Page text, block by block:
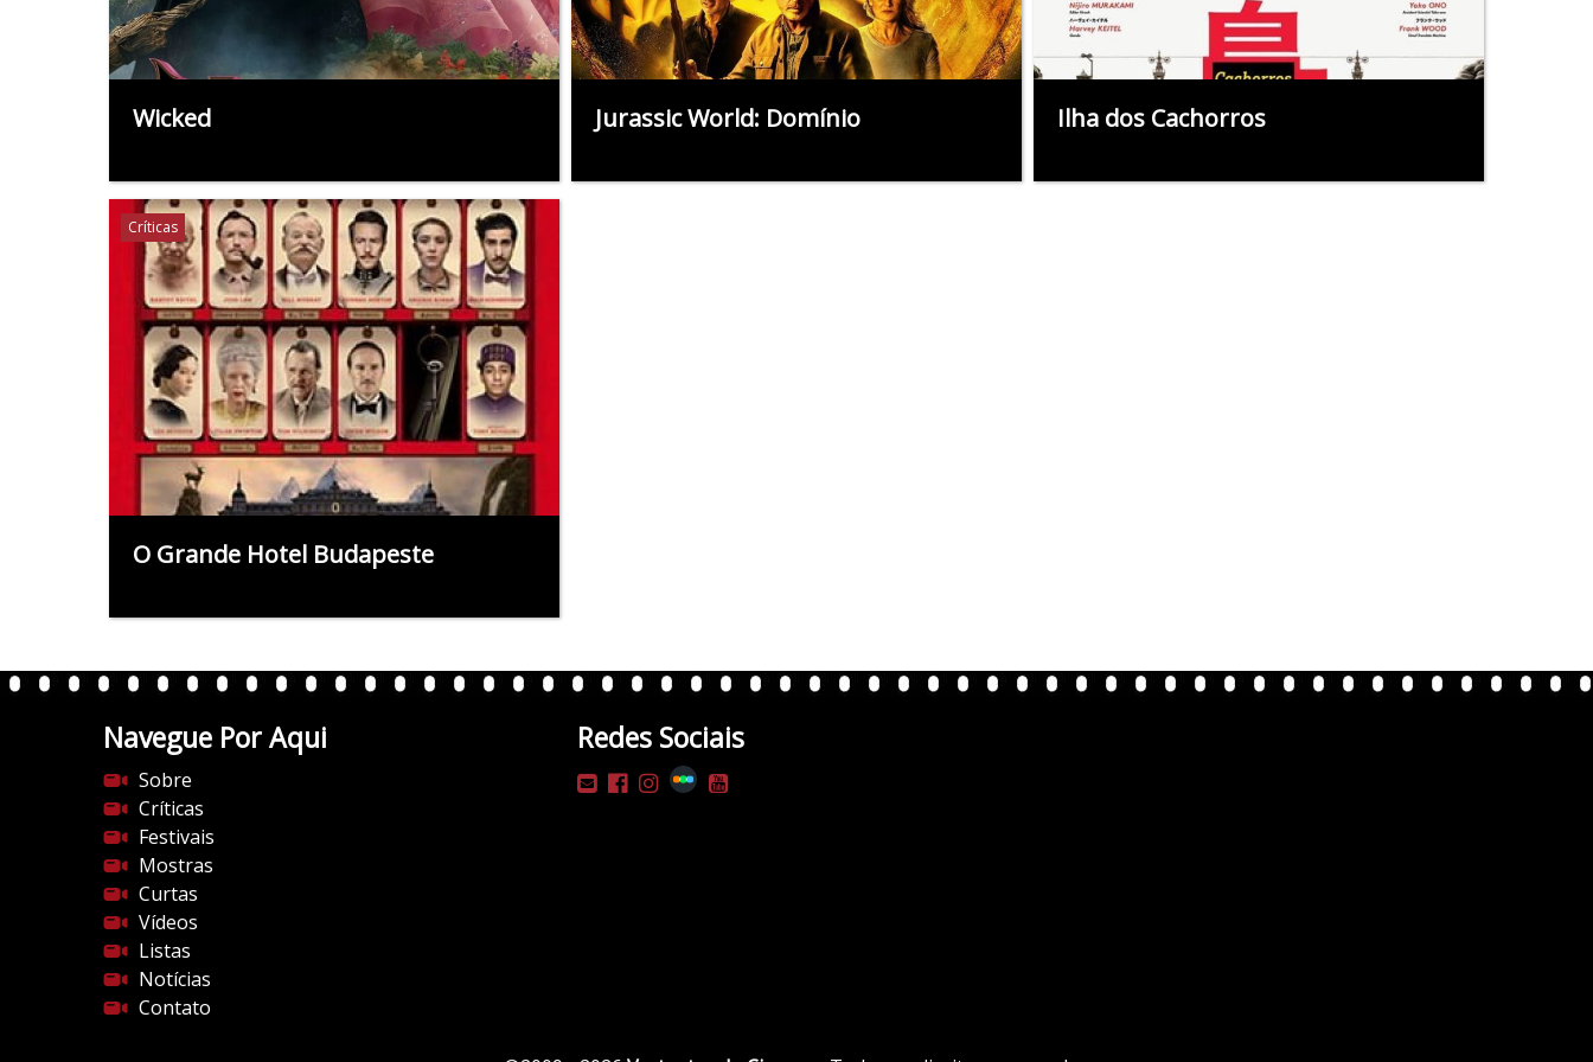
Wicked Jurassic World: Domínio Ilha dos Cachorros
Críticas
O Grande Hotel Budapeste
Navegue Por Aqui
Sobre
Críticas
Festivais
Mostras
Curtas
Vídeos
Listas
Notícias
Contato
Redes Sociais